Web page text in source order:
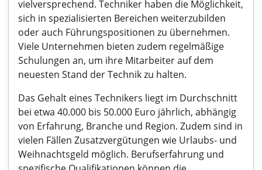
vielversprechend. Techniker haben die Möglichkeit,
sich in spezialisierten Bereichen weiterzubilden
oder auch Führungspositionen zu übernehmen.
Viele Unternehmen bieten zudem regelmäßige
Schulungen an, um ihre Mitarbeiter auf dem
neuesten Stand der Technik zu halten.
Das Gehalt eines Technikers liegt im Durchschnitt
bei etwa 40.000 bis 50.000 Euro jährlich, abhängig
von Erfahrung, Branche und Region. Zudem sind in
vielen Fällen Zusatzvergütungen wie Urlaubs- und
Weihnachtsgeld möglich. Berufserfahrung und